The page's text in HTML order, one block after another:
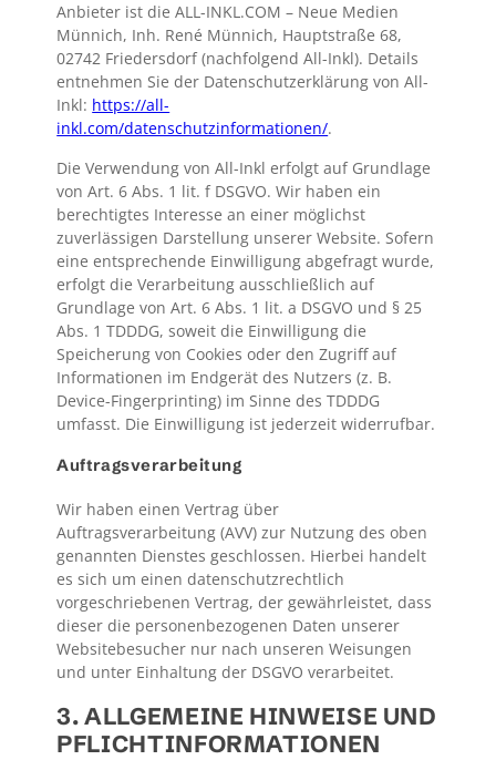
Anbieter ist die ALL-INKL.COM – Neue Medien
Münnich, Inh. René Münnich, Hauptstraße 68,
02742 Friedersdorf (nachfolgend All-Inkl). Details
entnehmen Sie der Datenschutzerklärung von All-
Inkl: https://all-
inkl.com/datenschutzinformationen/.
Die Verwendung von All-Inkl erfolgt auf Grundlage
von Art. 6 Abs. 1 lit. f DSGVO. Wir haben ein
berechtigtes Interesse an einer möglichst
zuverlässigen Darstellung unserer Website. Sofern
eine entsprechende Einwilligung abgefragt wurde,
erfolgt die Verarbeitung ausschließlich auf
Grundlage von Art. 6 Abs. 1 lit. a DSGVO und § 25
Abs. 1 TDDDG, soweit die Einwilligung die
Speicherung von Cookies oder den Zugriff auf
Informationen im Endgerät des Nutzers (z. B.
Device-Fingerprinting) im Sinne des TDDDG
umfasst. Die Einwilligung ist jederzeit widerrufbar.
Auftragsverarbeitung
Wir haben einen Vertrag über
Auftragsverarbeitung (AVV) zur Nutzung des oben
genannten Dienstes geschlossen. Hierbei handelt
es sich um einen datenschutzrechtlich
vorgeschriebenen Vertrag, der gewährleistet, dass
dieser die personenbezogenen Daten unserer
Websitebesucher nur nach unseren Weisungen
und unter Einhaltung der DSGVO verarbeitet.
3. ALLGEMEINE HINWEISE UND
PFLICHT­INFORMATIONEN